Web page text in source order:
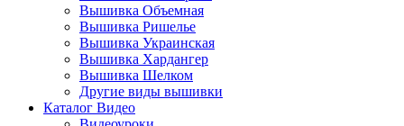
Вышивка Объемная
Вышивка Ришелье
Вышивка Украинская
Вышивка Хардангер
Вышивка Шелком
Другие виды вышивки
Каталог Видео